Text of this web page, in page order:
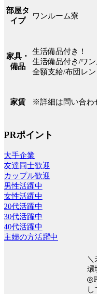
部屋タ
イプ
ワンルーム寮
家具・
備品
生活備品付き！
生活備品付き/ワ
全額支給/布団レン
家賃 ※詳細は問い合わ
PRポイント
大手企業
友達同士歓迎
カップル歓迎
男性活躍中
女性活躍中
20代活躍中
30代活躍中
40代活躍中
主婦の方活躍中
＼
環